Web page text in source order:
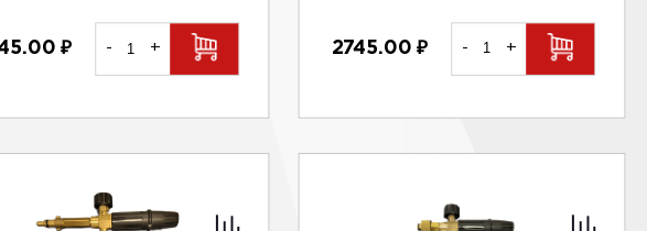
₽ - + 2745.00₽ - +